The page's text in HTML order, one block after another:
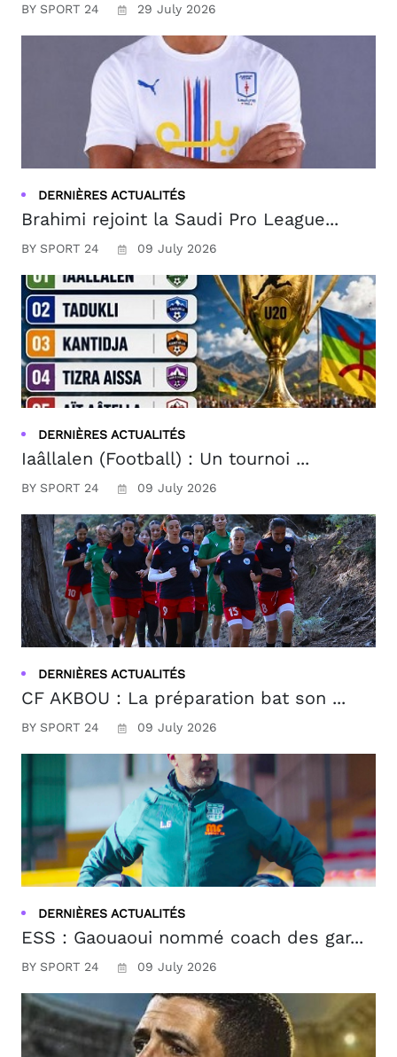
BY SPORT 24 29 July 2026
DERNIÈRES ACTUALITÉS
Brahimi rejoint la Saudi Pro League...
BY SPORT 24 09 July 2026
DERNIÈRES ACTUALITÉS
Iaâllalen (Football) : Un tournoi ...
BY SPORT 24 09 July 2026
DERNIÈRES ACTUALITÉS
CF AKBOU : La préparation bat son ...
BY SPORT 24 09 July 2026
DERNIÈRES ACTUALITÉS
ESS : Gaouaoui nommé coach des gar...
BY SPORT 24 09 July 2026